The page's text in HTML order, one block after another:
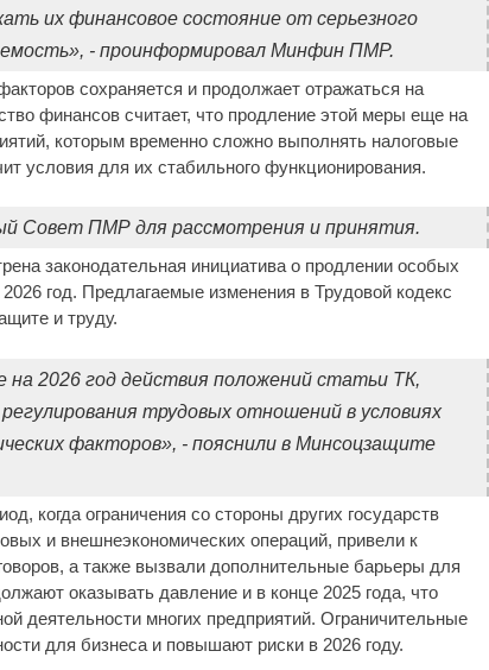
их финансовое состояние от серьезного
- проинформировал Минфин ПМР.
сохраняется и продолжает отражаться на
финансов считает, что продление этой меры еще на
которым временно сложно выполнять налоговые
условия для их стабильного функционирования.
Совет ПМР для рассмотрения и принятия.
законодательная инициатива о продлении особых
год. Предлагаемые изменения в Трудовой кодекс
и труду.
на 2026 год действия положений статьи ТК,
трудовых отношений в условиях
факторов», - пояснили в Минсоцзащите
когда ограничения со стороны других государств
и внешнеэкономических операций, привели к
а также вызвали дополнительные барьеры для
оказывать давление и в конце 2025 года, что
деятельности многих предприятий. Ограничительные
для бизнеса и повышают риски в 2026 году.